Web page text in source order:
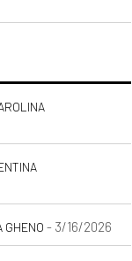
GHENO - 3/16/2026